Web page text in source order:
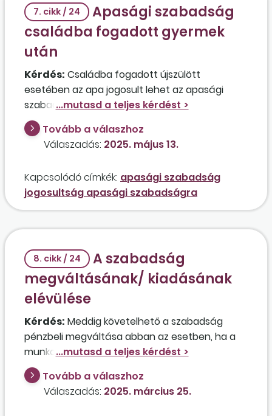
7. cikk / 24
Apasági szabadság
családba fogadott gyermek
után
Kérdés: Családba fogadott újszülött
esetében az apa jogosult lehet az apasági
szabadság igénybevételére? Az apasági
szabadság célja, hogy a gyermeknevelés
kezdetén az apa is részt vállaljon a gyermek
gondozásában/nevelésében. A befogadó apa
együtt járó feladatokból, mintha saját vagy
örökbe fogadott gyermeke lenne.
Tovább a válaszhoz
Válaszadás: 2025. május 13.
Kapcsolódó címkék: apasági szabadság
jogosultság apasági szabadságra
8. cikk / 24
A szabadság
megváltásának/ kiadásának
elévülése
Kérdés: Meddig követelhető a szabadság
pénzbeli megváltása abban az esetben, ha a
munkavállaló nem veszi igénybe az őt megillető
szabadidőt?
Tovább a válaszhoz
Válaszadás: 2025. március 25.